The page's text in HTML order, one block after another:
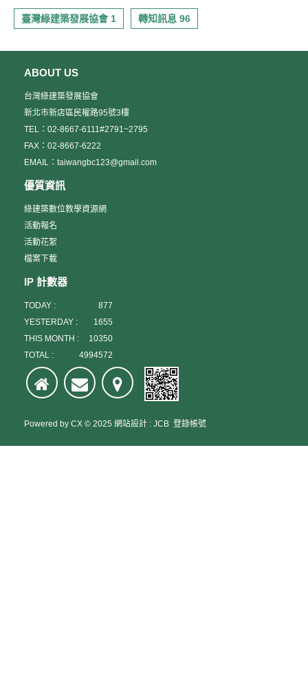
臺灣綠建築發展協會 1 轉知訊息 96
ABOUT US
台灣綠建築發展協會
新北市新店區民權路95號3樓
TEL：02-8667-6111#2791~2795
FAX：02-8667-6222
EMAIL：taiwangbc123@gmail.com
優質資訊
綠建築數位教學資源網
活動報名
活動花絮
檔案下載
IP 計數器
TODAY :
877
YESTERDAY :
1655
THIS MONTH :
10350
TOTAL :
4994572
Powered by CX © 2025 網站設計 : JCB 登錄帳號